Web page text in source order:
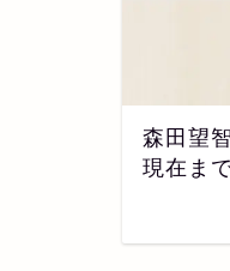
森田望
現在ま